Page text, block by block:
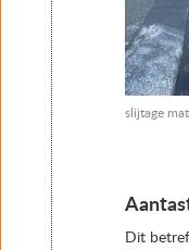
slijtage
Dit